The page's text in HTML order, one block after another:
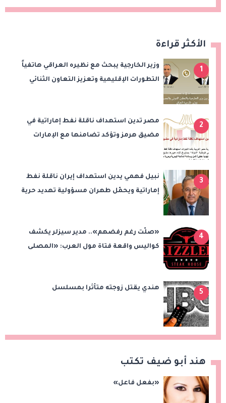
الأكثر قراءة
1
وزير الخارجية يبحث مع نظيره العراقي هاتفياً
التطورات الإقليمية وتعزيز التعاون الثنائي
2
مصر تدين استهداف ناقلة نفط إماراتية في
مضيق هرمز وتؤكد تضامنها مع الإمارات
3
نبيل فهمي يدين استهداف إيران ناقلة نفط
إماراتية ويحمّل طهران مسؤولية تهديد حرية
4
«صلّت رغم رفضهم».. مدير سيزلر يكشف
كواليس واقعة فتاة مول العرب: «المصلى
5
هندي يقتل زوجته متأثرا بمسلسل
هند أبو ضيف تكتب
«بفعل فاعل»